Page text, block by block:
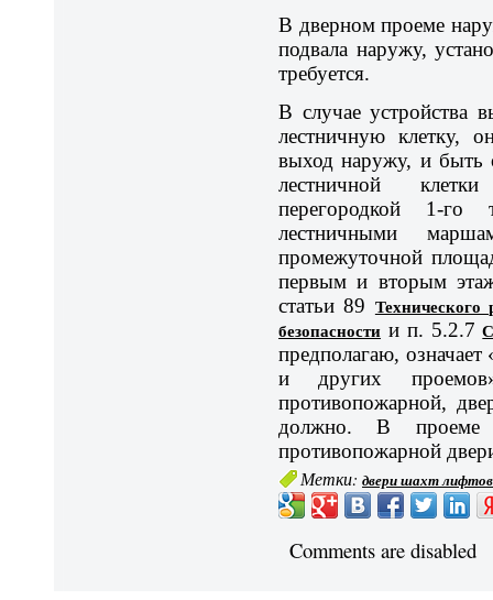
В дверном проеме
подвала наружу,
требуется.
В случае устройства
лестничную клетку,
выход наружу, и быть
лестничной
перегородкой 1-го
лестничными
промежуточной
первым и вторым
статьи 89 Технического
безопасности и п. 5.2.7
предполагаю,
и других
противопожарной,
должно. В проеме
противопожарной
Метки:двери шахт лифтов
Comments are disabled